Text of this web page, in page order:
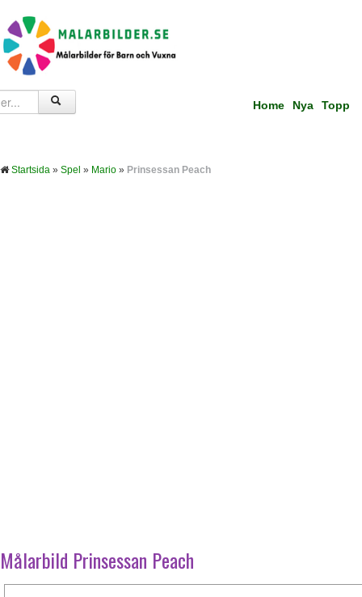
Home Nya Topp
Startsida » Spel » Mario » Prinsessan Peach
Målarbild Prinsessan Peach